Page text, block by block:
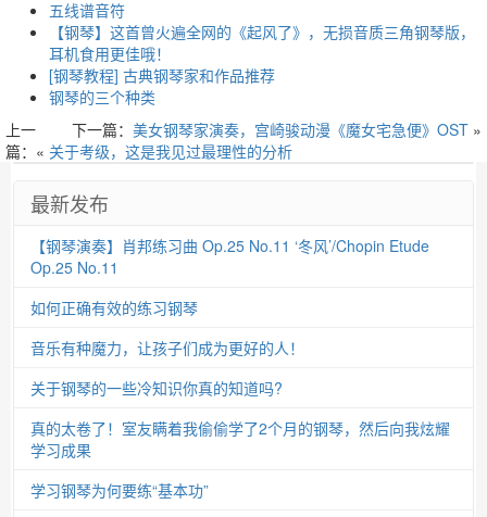
五线谱音符
【钢琴】这首曾火遍全网的《起风了》，无损音质三角钢琴版，
耳机食用更佳哦！
[钢琴教程] 古典钢琴家和作品推荐
钢琴的三个种类
下一篇： 美女钢琴家演奏，宫崎骏动漫《魔女宅急便》OST »
上一
篇：« 关于考级，这是我见过最理性的分析
最新发布
【钢琴演奏】肖邦练习曲 Op.25 No.11 ‘冬风’/Chopin Etude
Op.25 No.11
如何正确有效的练习钢琴
音乐有种魔力，让孩子们成为更好的人！
关于钢琴的一些冷知识你真的知道吗?
真的太卷了！室友瞒着我偷偷学了2个月的钢琴，然后向我炫耀
学习成果
学习钢琴为何要练“基本功”